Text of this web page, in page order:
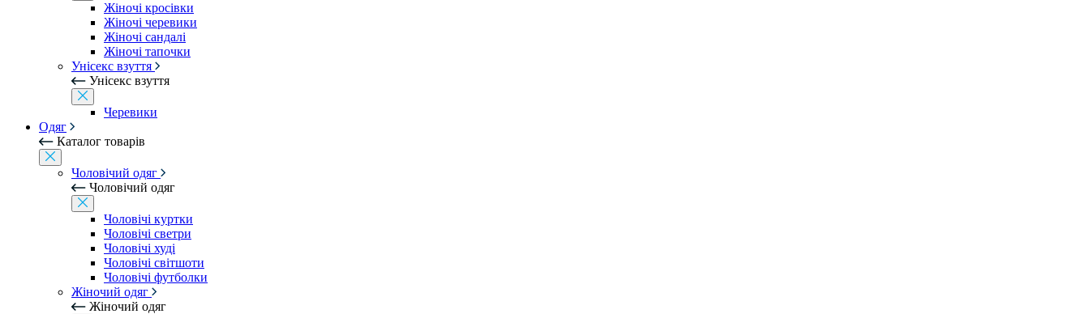
Жіночі кросівки
Жіночі черевики
Жіночі сандалі
Жіночі тапочки
Унісекс взуття
Унісекс взуття
Черевики
Одяг
Каталог товарів
Чоловічий одяг
Чоловічий одяг
Чоловічі куртки
Чоловічі светри
Чоловічі худі
Чоловічі світшоти
Чоловічі футболки
Жіночий одяг
Жіночий одяг